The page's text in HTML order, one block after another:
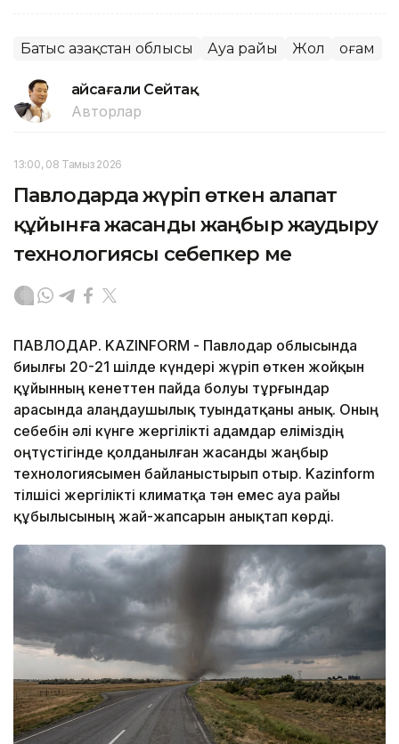
Батыс Қазақстан облысы Ауа райы Жол Қоғам
Ғайсағали Сейтақ
Авторлар
13:00, 08 Тамыз 2026
Павлодарда жүріп өткен алапат
құйынға жасанды жаңбыр жаудыру
технологиясы себепкер ме
ПАВЛОДАР. KAZINFORM - Павлодар облысында
биылғы 20-21 шілде күндері жүріп өткен жойқын
құйынның кенеттен пайда болуы тұрғындар
арасында алаңдаушылық туындатқаны анық. Оның
себебін әлі күнге жергілікті адамдар еліміздің
оңтүстігінде қолданылған жасанды жаңбыр
технологиясымен байланыстырып отыр. Kazinform
тілшісі жергілікті климатқа тән емес ауа райы
құбылысының жай-жапсарын анықтап көрді.